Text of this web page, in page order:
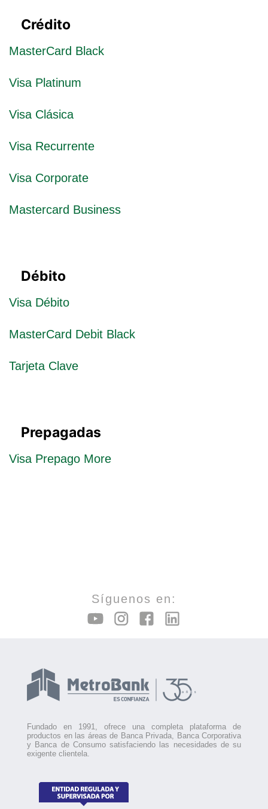
Crédito
MasterCard Black
Visa Platinum
Visa Clásica
Visa Recurrente
Visa Corporate
Mastercard Business
Débito
Visa Débito
MasterCard Debit Black
Tarjeta Clave
Prepagadas
Visa Prepago More
Síguenos en:
Fundado en 1991, ofrece una completa plataforma de
productos en las áreas de Banca Privada, Banca Corporativa
y Banca de Consumo satisfaciendo las necesidades de su
exigente clientela.